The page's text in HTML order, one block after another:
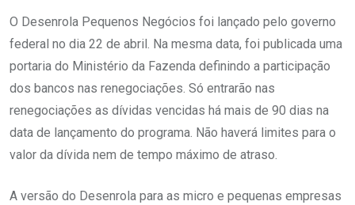
O Desenrola Pequenos Negócios foi lançado pelo governo
federal no dia 22 de abril. Na mesma data, foi publicada uma
portaria do Ministério da Fazenda definindo a participação
dos bancos nas renegociações. Só entrarão nas
renegociações as dívidas vencidas há mais de 90 dias na
data de lançamento do programa. Não haverá limites para o
valor da dívida nem de tempo máximo de atraso.
A versão do Desenrola para as micro e pequenas empresas